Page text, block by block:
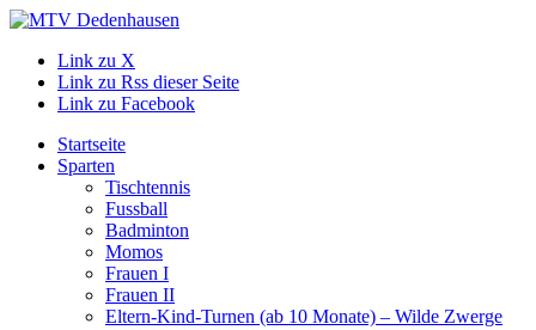
Link zu X
Link zu Rss dieser Seite
Link zu Facebook
Startseite
Sparten
Tischtennis
Fussball
Badminton
Momos
Frauen I
Frauen II
Eltern-Kind-Turnen (ab 10 Monate) – Wilde Zwerge